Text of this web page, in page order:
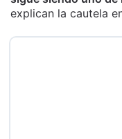
explican la cautela